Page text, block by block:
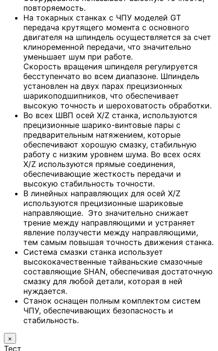
повторяемость.
На токарных станках с ЧПУ моделей GT
передача крутящего момента с основного
двигателя на шпиндель осуществляется за счет
клиноременной передачи, что значительно
уменьшает шум при работе.
Скорость вращения шпинделя регулируется
бесступенчато во всем диапазоне. Шпиндель
установлен на двух парах прецизионных
шарикоподшипников, что обеспечивает
высокую точность и шероховатость обработки.
Во всех ШВП осей X/Z станка, используются
прецизионные шарико-винтовые пары с
предварительным натяжением, которые
обеспечивают хорошую смазку, стабильную
работу с низким уровнем шума. Во всех осях
X/Z используются прямые соединения,
обеспечивающие жесткость передачи и
высокую стабильность точности.
В линейных направляющих для осей X/Z
используются прецизионные шариковые
направляющие. Это значительно снижает
трение между направляющими и устраняет
явление ползучести между направляющими,
тем самым повышая точность движения станка.
Система смазки станка использует
высококачественные тайваньские смазочные
составляющие SHAN, обеспечивая достаточную
смазку для любой детали, которая в ней
нуждается.
Станок оснащен полным комплектом систем
ЧПУ, обеспечивающих безопасность и
стабильность.
×
Тест